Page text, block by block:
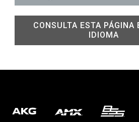
CONSULTA ESTA PÁGINA
IDIOMA